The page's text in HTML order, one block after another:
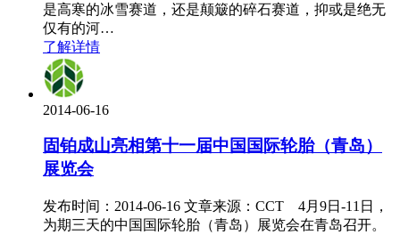
是高寒的冰雪赛道，还是颠簸的碎石赛道，抑或是绝无
仅有的河…
了解详情
2014-06-16
固铂成山亮相第十一届中国国际轮胎（青岛）
展览会
发布时间：2014-06-16 文章来源：CCT 4月9日-11日，
为期三天的中国国际轮胎（青岛）展览会在青岛召开。